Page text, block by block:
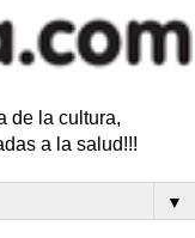
de la cultura,
a la salud!!!
▼